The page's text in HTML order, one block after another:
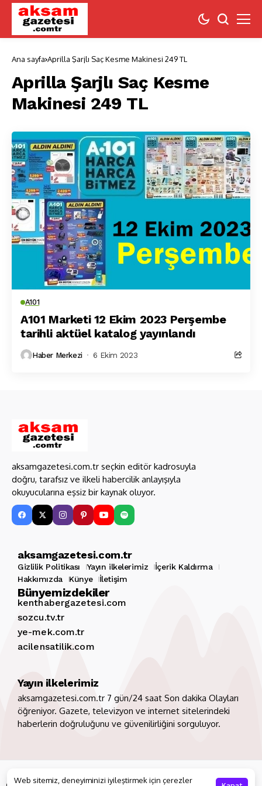
Ana sayfa Aprilla Şarjlı Saç Kesme Makinesi 249 TL
Aprilla Şarjlı Saç Kesme
Makinesi 249 TL
A101
A101 Marketi 12 Ekim 2023 Perşembe
tarihli aktüel katalog yayınlandı
Haber Merkezi 6 Ekim 2023
aksamgazetesi.com.tr seçkin editör kadrosuyla
doğru, tarafsız ve ilkeli habercilik anlayışıyla
okuyucularına eşsiz bir kaynak oluyor.
aksamgazetesi.com.tr
Gizlilik Politikası Yayın ilkelerimiz
İçerik Kaldırma
Hakkımızda
Künye İletişim
Bünyemizdekiler
kenthabergazetesi.com
sozcu.tv.tr
ye-mek.com.tr
acilensatilik.com
Yayın ilkelerimiz
aksamgazetesi.com.tr 7 gün/24 saat Son dakika Olayları
öğreniyor. Gazete, televizyon ve internet sitelerindeki
haberlerin doğruluğunu ve güvenilirliğini sorguluyor.
Web sitemiz, deneyiminizi iyileştirmek için çerezler